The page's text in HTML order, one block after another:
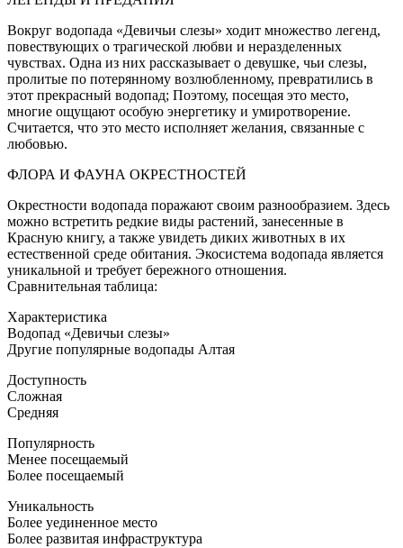
Вокруг водопада «Девичьи слезы» ходит множество легенд,
повествующих о трагической любви и неразделенных
чувствах. Одна из них рассказывает о девушке, чьи слезы,
пролитые по потерянному возлюбленному, превратились в
этот прекрасный водопад; Поэтому, посещая это место,
многие ощущают особую энергетику и умиротворение.
Считается, что это место исполняет желания, связанные с
любовью.
ФЛОРА И ФАУНА ОКРЕСТНОСТЕЙ
Окрестности водопада поражают своим разнообразием. Здесь
можно встретить редкие виды растений, занесенные в
Красную книгу, а также увидеть диких животных в их
естественной среде обитания. Экосистема водопада является
уникальной и требует бережного отношения.
Сравнительная таблица:
Характеристика
Водопад «Девичьи слезы»
Другие популярные водопады Алтая
Доступность
Сложная
Средняя
Популярность
Менее посещаемый
Более посещаемый
Уникальность
Более уединенное место
Более развитая инфраструктура